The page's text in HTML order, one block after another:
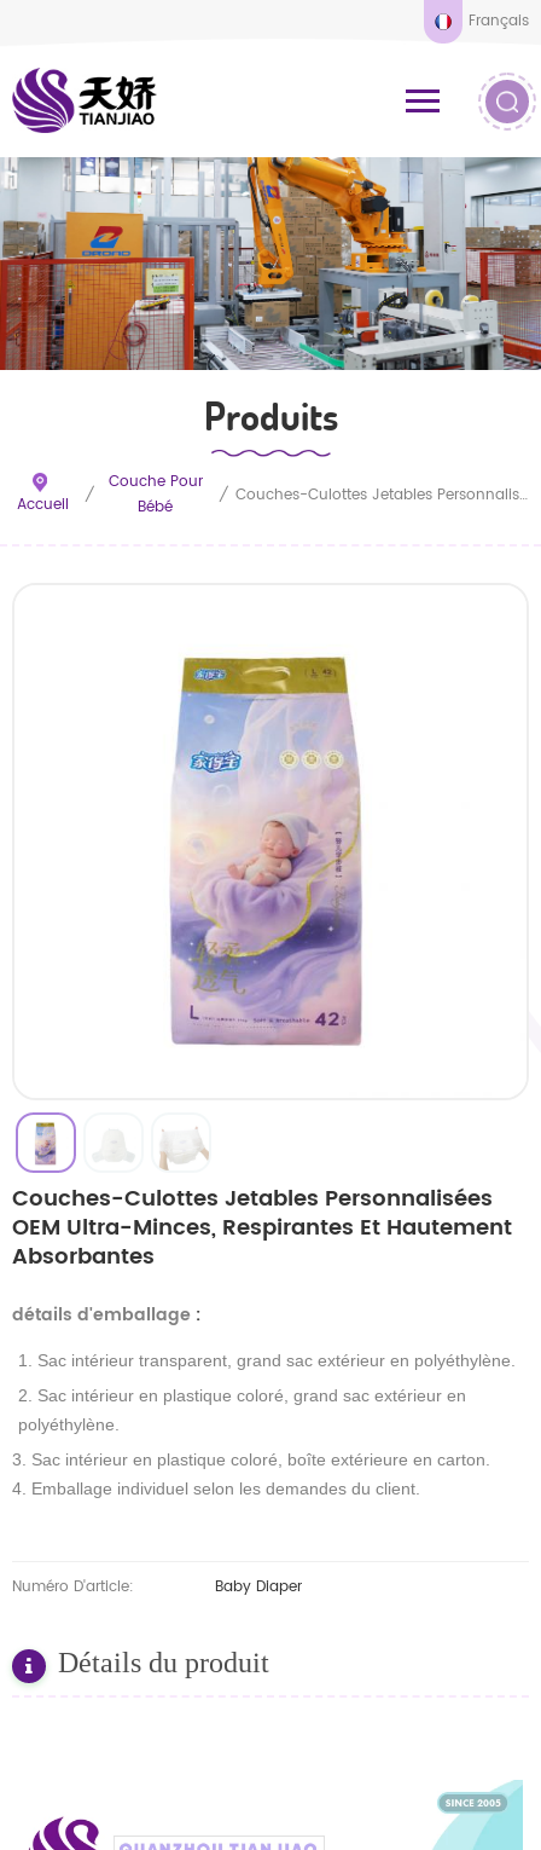
Français
Produits
Accueil /
Couche Pour
Bébé
/ Couches-Culottes Jetables Personnalisées OEM Ultra-Minces, Respirantes Et Hautement Absorbantes
Couches-Culottes Jetables Personnalisées
OEM Ultra-Minces, Respirantes Et Hautement
Absorbantes
détails d'emballage :
1. Sac intérieur transparent, grand sac extérieur en polyéthylène.
2. Sac intérieur en plastique coloré, grand sac extérieur en
polyéthylène.
3. Sac intérieur en plastique coloré, boîte extérieure en carton.
4. Emballage individuel selon les demandes du client.
Numéro D'article: Baby Diaper
Détails du produit